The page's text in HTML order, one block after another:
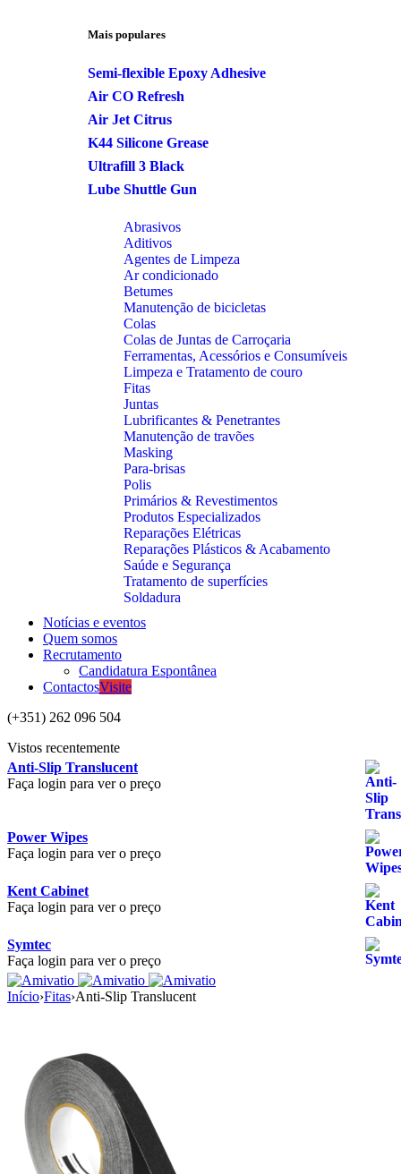
Mais populares
Semi-flexible Epoxy Adhesive
Air CO Refresh
Air Jet Citrus
K44 Silicone Grease
Ultrafill 3 Black
Lube Shuttle Gun
Abrasivos
Aditivos
Agentes de Limpeza
Ar condicionado
Betumes
Manutenção de bicicletas
Colas
Colas de Juntas de Carroçaria
Ferramentas, Acessórios e Consumíveis
Limpeza e Tratamento de couro
Fitas
Juntas
Lubrificantes & Penetrantes
Manutenção de travões
Masking
Para-brisas
Polis
Primários & Revestimentos
Produtos Especializados
Reparações Elétricas
Reparações Plásticos & Acabamento
Saúde e Segurança
Tratamento de superfícies
Soldadura
Notícias e eventos
Quem somos
Recrutamento
Candidatura Espontânea
ContactosVisite
(+351) 262 096 504
Vistos recentemente
Anti-Slip Translucent
Faça login para ver o preço
Power Wipes
Faça login para ver o preço
Kent Cabinet
Faça login para ver o preço
Symtec
Faça login para ver o preço
Início›Fitas›Anti-Slip Translucent